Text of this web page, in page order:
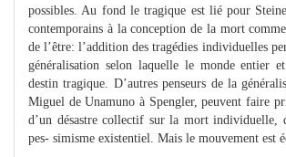
possibles. Au fond le tragique est lié pour
contemporains à la conception de la mort
de l’être: l’addition des tragédies individuelles
généralisation selon laquelle le monde entier
destin tragique. D’autres penseurs de la
Miguel de Unamuno à Spengler, peuvent faire
d’un désastre collectif sur la mort individuelle,
pes- simisme existentiel. Mais le mouvement est